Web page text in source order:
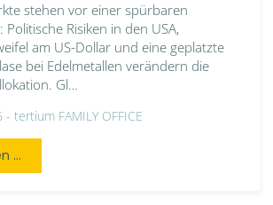
stehen vor einer spürbaren
Risiken in den USA,
am US-Dollar und eine geplatzte
bei Edelmetallen verändern die
Gl…
- tertium FAMILY OFFICE
...